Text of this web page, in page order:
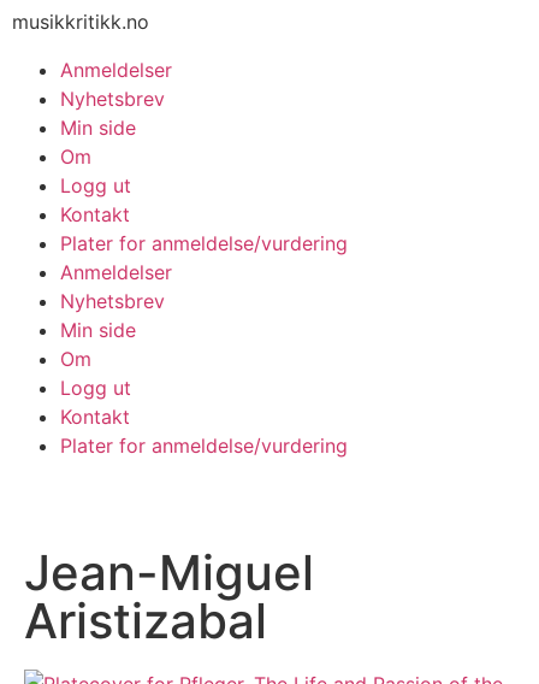
musikkritikk.no
Anmeldelser
Nyhetsbrev
Min side
Om
Logg ut
Kontakt
Plater for anmeldelse/vurdering
Anmeldelser
Nyhetsbrev
Min side
Om
Logg ut
Kontakt
Plater for anmeldelse/vurdering
Jean-Miguel
Aristizabal